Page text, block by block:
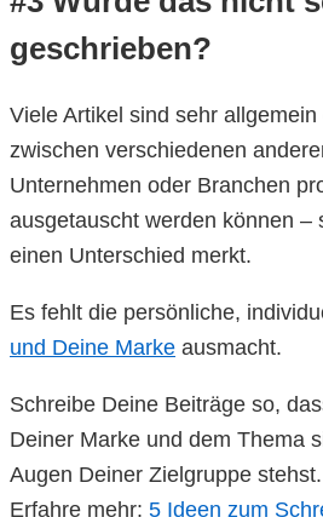
geschrieben?
Viele Artikel sind sehr
zwischen verschiedenen
Unternehmen oder Branchen
ausgetauscht werden können –
einen Unterschied merkt.
Es fehlt die persönliche,
und Deine Marke ausmacht.
Schreibe Deine Beiträge so,
Deiner Marke und dem Thema
Augen Deiner Zielgruppe stehst.
Erfahre mehr: 5 Ideen zum